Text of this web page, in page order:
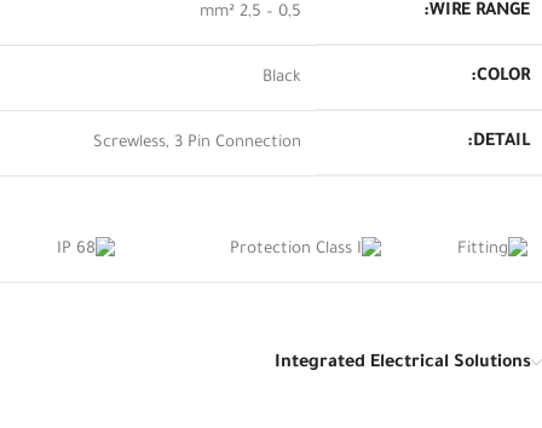
WIRE RANGE:
0,5 – 2,5 mm²
COLOR:
Black
DETAIL:
Screwless, 3 Pin Connection
Integrated Electrical Solutions